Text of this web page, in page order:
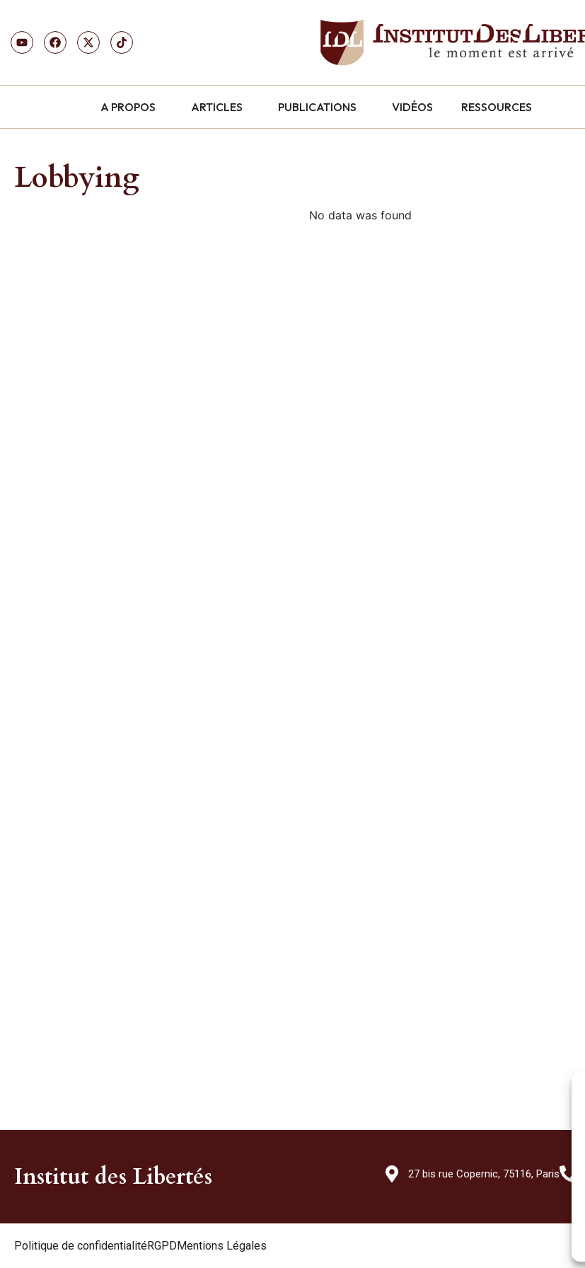
A PROPOS ARTICLES PUBLICATIONS VIDÉOS RESSOURCES
Lobbying
No data was found
Institut des Libertés 27 bis rue Copernic, 75116, Paris
Politique de confidentialitéRGPDMentions Légales